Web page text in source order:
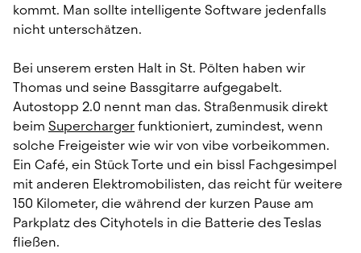
kommt. Man sollte intelligente Software jedenfalls
nicht unterschätzen.
Bei unserem ersten Halt in St. Pölten haben wir
Thomas und seine Bassgitarre aufgegabelt.
Autostopp 2.0 nennt man das. Straßenmusik direkt
beim Supercharger funktioniert, zumindest, wenn
solche Freigeister wie wir von vibe vorbeikommen.
Ein Café, ein Stück Torte und ein bissl Fachgesimpel
mit anderen Elektromobilisten, das reicht für weitere
150 Kilometer, die während der kurzen Pause am
Parkplatz des Cityhotels in die Batterie des Teslas
fließen.